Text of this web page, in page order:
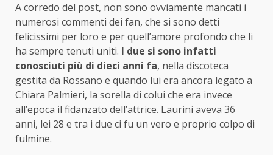
A corredo del post, non sono ovviamente mancati i
numerosi commenti dei fan, che si sono detti
felicissimi per loro e per quell’amore profondo che li
ha sempre tenuti uniti. I due si sono infatti
conosciuti più di dieci anni fa, nella discoteca
gestita da Rossano e quando lui era ancora legato a
Chiara Palmieri, la sorella di colui che era invece
all’epoca il fidanzato dell’attrice. Laurini aveva 36
anni, lei 28 e tra i due ci fu un vero e proprio colpo di
fulmine.